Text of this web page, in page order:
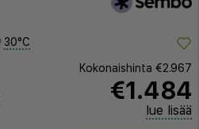
30°C
Kokonaishinta €2.967
€1.484
lue lisää